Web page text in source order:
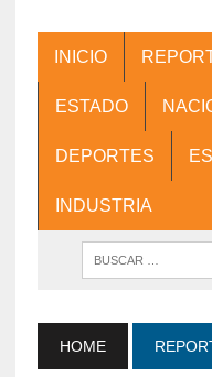
INICIO
ESTADO
DEPORTES
INDUSTRIA
HOME